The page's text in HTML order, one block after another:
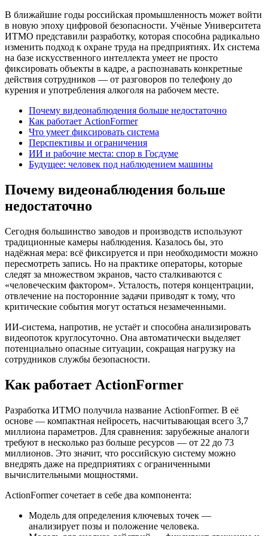
В ближайшие годы российская промышленность может войти
в новую эпоху цифровой безопасности. Учёные Университета
ИТМО представили разработку, которая способна радикально
изменить подход к охране труда на предприятиях. Их система
на базе искусственного интеллекта умеет не просто
фиксировать объекты в кадре, а распознавать конкретные
действия сотрудников — от разговоров по телефону до
курения и употребления алкоголя на рабочем месте.
Почему видеонаблюдения больше недостаточно
Как работает ActionFormer
Что умеет фиксировать система
Перспективы и ограничения
ИИ и рабочие места: спор в Госдуме
Будущее: человек под наблюдением машины
Почему видеонаблюдения больше
недостаточно
Сегодня большинство заводов и производств используют
традиционные камеры наблюдения. Казалось бы, это
надёжная мера: всё фиксируется и при необходимости можно
пересмотреть запись. Но на практике операторы, которые
следят за множеством экранов, часто сталкиваются с
«человеческим фактором». Усталость, потеря концентрации,
отвлечение на посторонние задачи приводят к тому, что
критические события могут остаться незамеченными.
ИИ-система, напротив, не устаёт и способна анализировать
видеопоток круглосуточно. Она автоматически выделяет
потенциально опасные ситуации, сокращая нагрузку на
сотрудников службы безопасности.
Как работает ActionFormer
Разработка ИТМО получила название ActionFormer. В её
основе — компактная нейросеть, насчитывающая всего 3,7
миллиона параметров. Для сравнения: зарубежные аналоги
требуют в несколько раз больше ресурсов — от 22 до 73
миллионов. Это значит, что российскую систему можно
внедрять даже на предприятиях с ограниченными
вычислительными мощностями.
ActionFormer сочетает в себе два компонента:
Модель для определения ключевых точек —
анализирует позы и положение человека.